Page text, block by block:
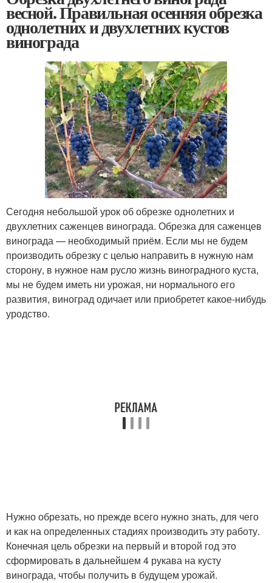
весной. Правильная осенняя обрезка
однолетних и двухлетних кустов
винограда
Сегодня небольшой урок об обрезке однолетних и
двухлетних саженцев винограда. Обрезка для саженцев
винограда — необходимый приём. Если мы не будем
производить обрезку с целью направить в нужную нам
сторону, в нужное нам русло жизнь виноградного куста,
мы не будем иметь ни урожая, ни нормального его
развития, виноград одичает или приобретет какое-нибудь
уродство.
Нужно обрезать, но прежде всего нужно знать, для чего
и как на определенных стадиях производить эту работу.
Конечная цель обрезки на первый и второй год это
сформировать в дальнейшем 4 рукава на кусту
винограда, чтобы получить в будущем урожай.